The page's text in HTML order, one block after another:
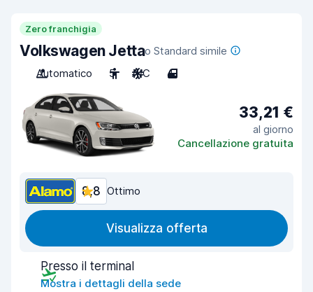
Zero franchigia
Volkswagen Jettao Standard simile
Automatico
5 A/C 4
33,21 €
al giorno
Cancellazione gratuita
8,8 Ottimo
Visualizza offerta
Presso il terminal
Mostra i dettagli della sede